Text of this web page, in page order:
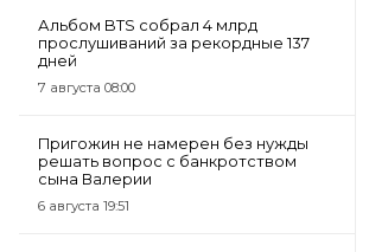
Альбом BTS собрал 4 млрд
прослушиваний за рекордные 137
дней
7 августа 08:00
Пригожин не намерен без нужды
решать вопрос с банкротством
сына Валерии
6 августа 19:51